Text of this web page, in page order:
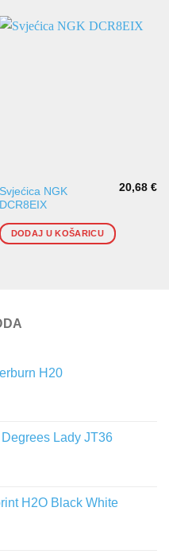
Svjećica NGK
DCR8EIX
20,68€
DODAJ U KOŠARICU
H20
Lady JT36
H2O Black White